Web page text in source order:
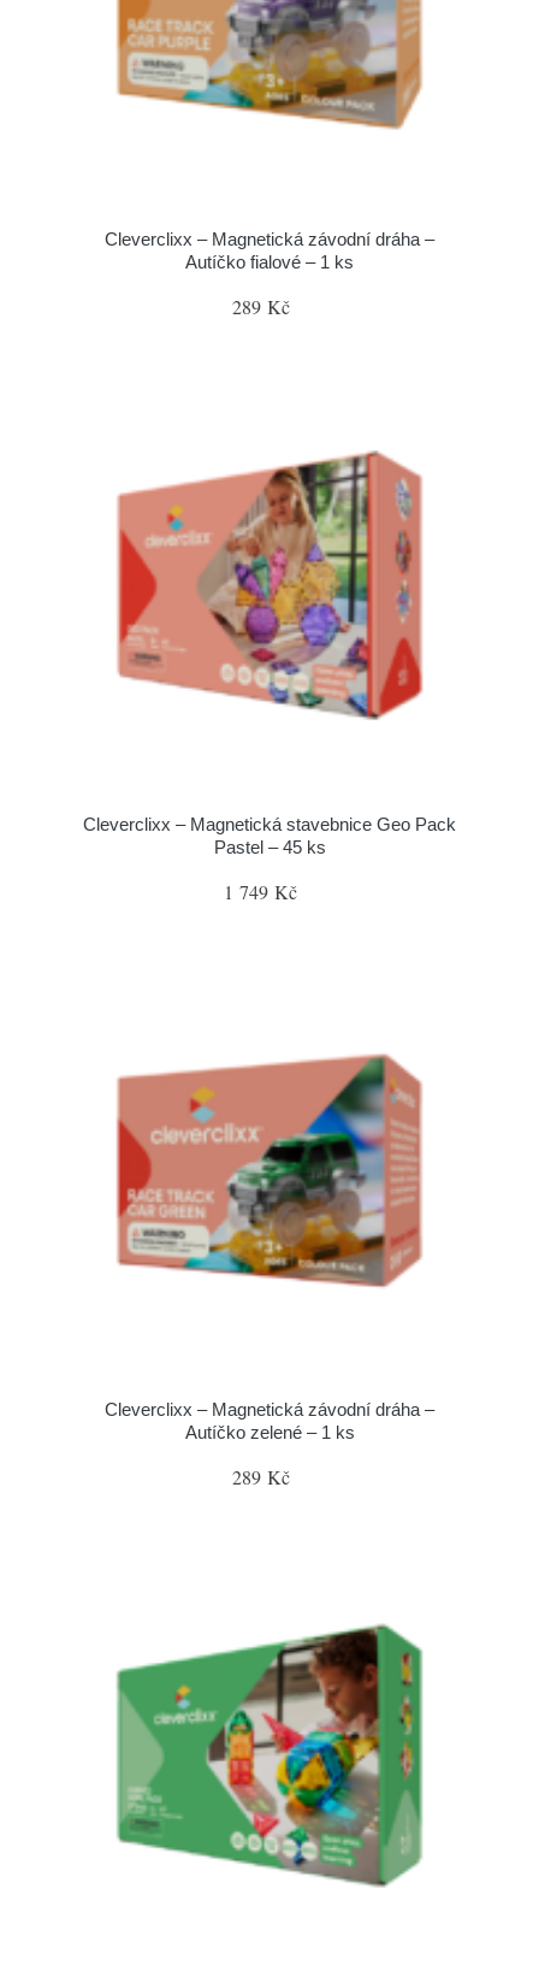
Cleverclixx – Magnetická závodní dráha –
Autíčko fialové – 1 ks
289 Kč
Cleverclixx – Magnetická stavebnice Geo Pack
Pastel – 45 ks
1 749 Kč
Cleverclixx – Magnetická závodní dráha –
Autíčko zelené – 1 ks
289 Kč